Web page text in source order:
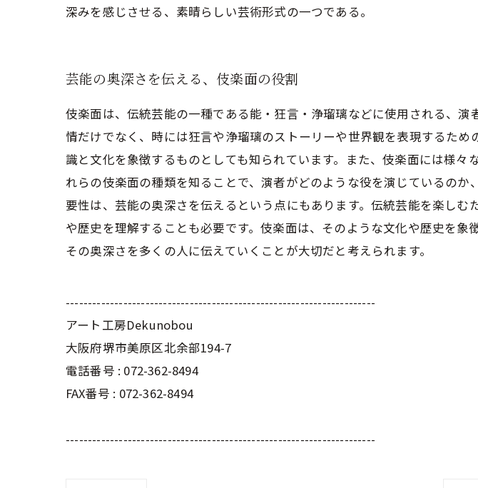
深みを感じさせる、素晴らしい芸術形式の一つである。
芸能の奥深さを伝える、伎楽面の役割
伎楽面は、伝統芸能の一種である能・狂言・浄瑠璃などに使用される、
情だけでなく、時には狂言や浄瑠璃のストーリーや世界観を表現するた
識と文化を象徴するものとしても知られています。また、伎楽面には様
れらの伎楽面の種類を知ることで、演者がどのような役を演じているの
要性は、芸能の奥深さを伝えるという点にもあります。伝統芸能を楽し
や歴史を理解することも必要です。伎楽面は、そのような文化や歴史を
その奥深さを多くの人に伝えていくことが大切だと考えられます。
----------------------------------------------------------------------
アート工房Dekunobou
大阪府堺市美原区北余部194-7
電話番号 : 072-362-8494
FAX番号 : 072-362-8494
----------------------------------------------------------------------